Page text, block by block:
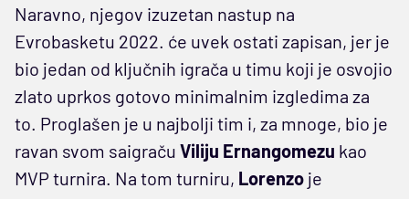
Naravno, njegov izuzetan nastup na
Evrobasketu 2022. će uvek ostati zapisan, jer je
bio jedan od ključnih igrača u timu koji je osvojio
zlato uprkos gotovo minimalnim izgledima za
to. Proglašen je u najbolji tim i, za mnoge, bio je
ravan svom saigraču Viliju Ernangomezu kao
MVP turnira. Na tom turniru, Lorenzo je